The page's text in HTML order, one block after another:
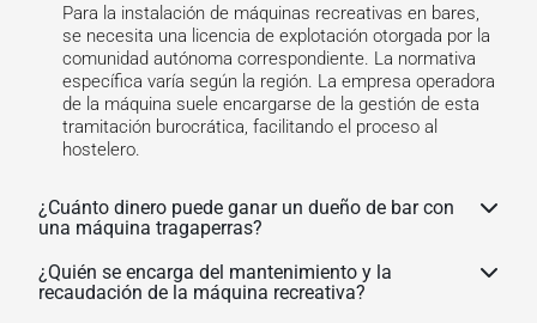
Para la instalación de máquinas recreativas en bares,
se necesita una licencia de explotación otorgada por la
comunidad autónoma correspondiente. La normativa
específica varía según la región. La empresa operadora
de la máquina suele encargarse de la gestión de esta
tramitación burocrática, facilitando el proceso al
hostelero.
¿Cuánto dinero puede ganar un dueño de bar con
una máquina tragaperras?
¿Quién se encarga del mantenimiento y la
recaudación de la máquina recreativa?